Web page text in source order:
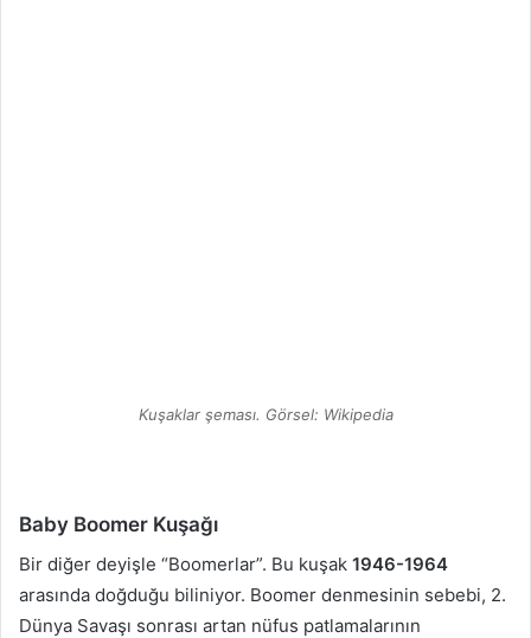
Kuşaklar şeması. Görsel: Wikipedia
Baby Boomer Kuşağı
Bir diğer deyişle “Boomerlar”. Bu kuşak 1946-1964
arasında doğduğu biliniyor. Boomer denmesinin sebebi, 2.
Dünya Savaşı sonrası artan nüfus patlamalarının